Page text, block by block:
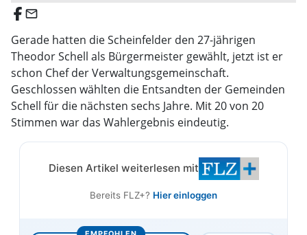
email
Gerade hatten die Scheinfelder den 27-jährigen
Theodor Schell als Bürgermeister gewählt, jetzt ist er
schon Chef der Verwaltungsgemeinschaft.
Geschlossen wählten die Entsandten der Gemeinden
Schell für die nächsten sechs Jahre. Mit 20 von 20
Stimmen war das Wahlergebnis eindeutig.
Diesen Artikel weiterlesen mit
Bereits FLZ+? Hier einloggen